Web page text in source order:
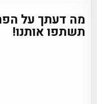
מה דעתך על
תשתפו אותנו!